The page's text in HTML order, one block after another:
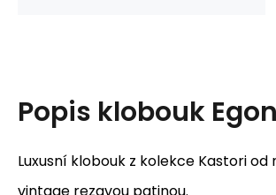
Popis klobouk
Luxusní klobouk z kolekce Kastori
vintage rezavou patinou.